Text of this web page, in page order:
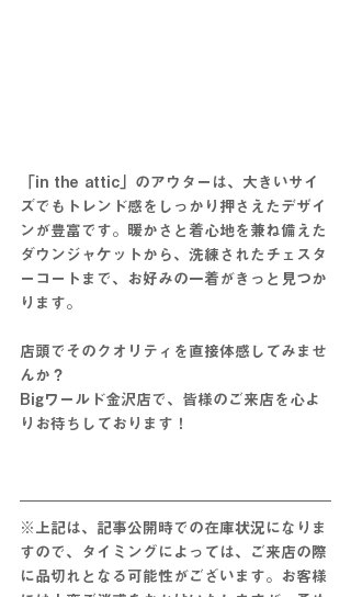
「in the attic」のアウターは、大きいサイ
ズでもトレンド感をしっかり押さえたデザイ
ンが豊富です。暖かさと着心地を兼ね備えた
ダウンジャケットから、洗練されたチェスタ
ーコートまで、お好みの一着がきっと見つか
ります。
店頭でそのクオリティを直接体感してみませ
んか？
Bigワールド金沢店で、皆様のご来店を心よ
りお待ちしております！
※上記は、記事公開時での在庫状況になりま
すので、タイミングによっては、ご来店の際
に品切れとなる可能性がございます。お客様